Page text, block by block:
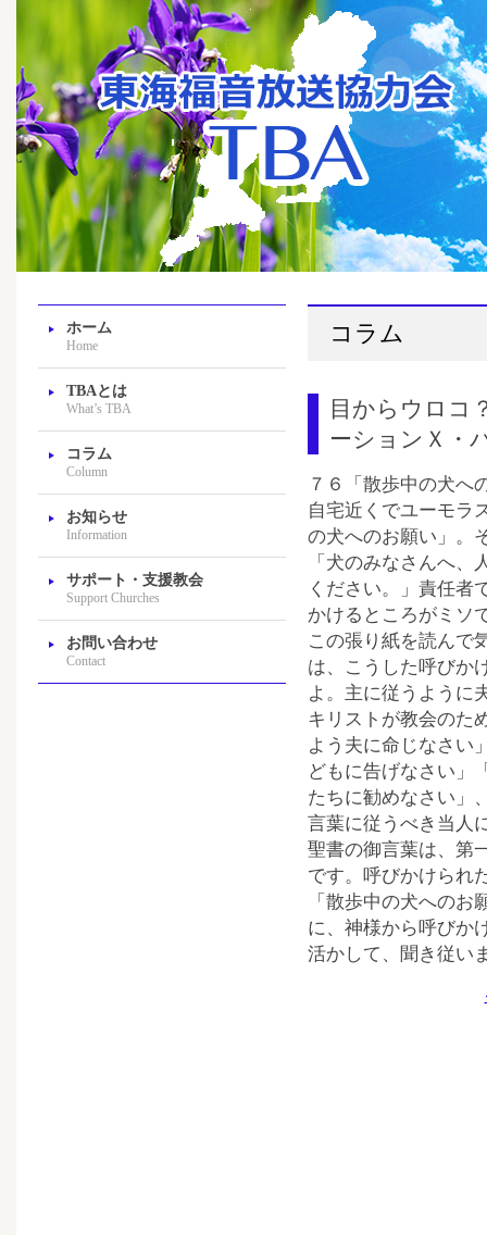
ホーム
Home
TBAとは
What’s TBA
コラム
Column
お知らせ
Information
サポート・支援教会
Support Churches
お問い合わせ
Contact
コラム
目からウロコ
ーションＸ・
７６「散歩中の犬へ
自宅近くでユーモラ
の犬へのお願い」。
「犬のみなさんへ
ください。」責任者
かけるところがミソ
この張り紙を読んで
は、こうした呼びか
よ。主に従うように
キリストが教会のた
よう夫に命じなさい
どもに告げなさい」
たちに勧めなさい」
言葉に従うべき当人
聖書の御言葉は、第
です。呼びかけられ
「散歩中の犬への
に、神様から呼びか
活かして、聞き従い